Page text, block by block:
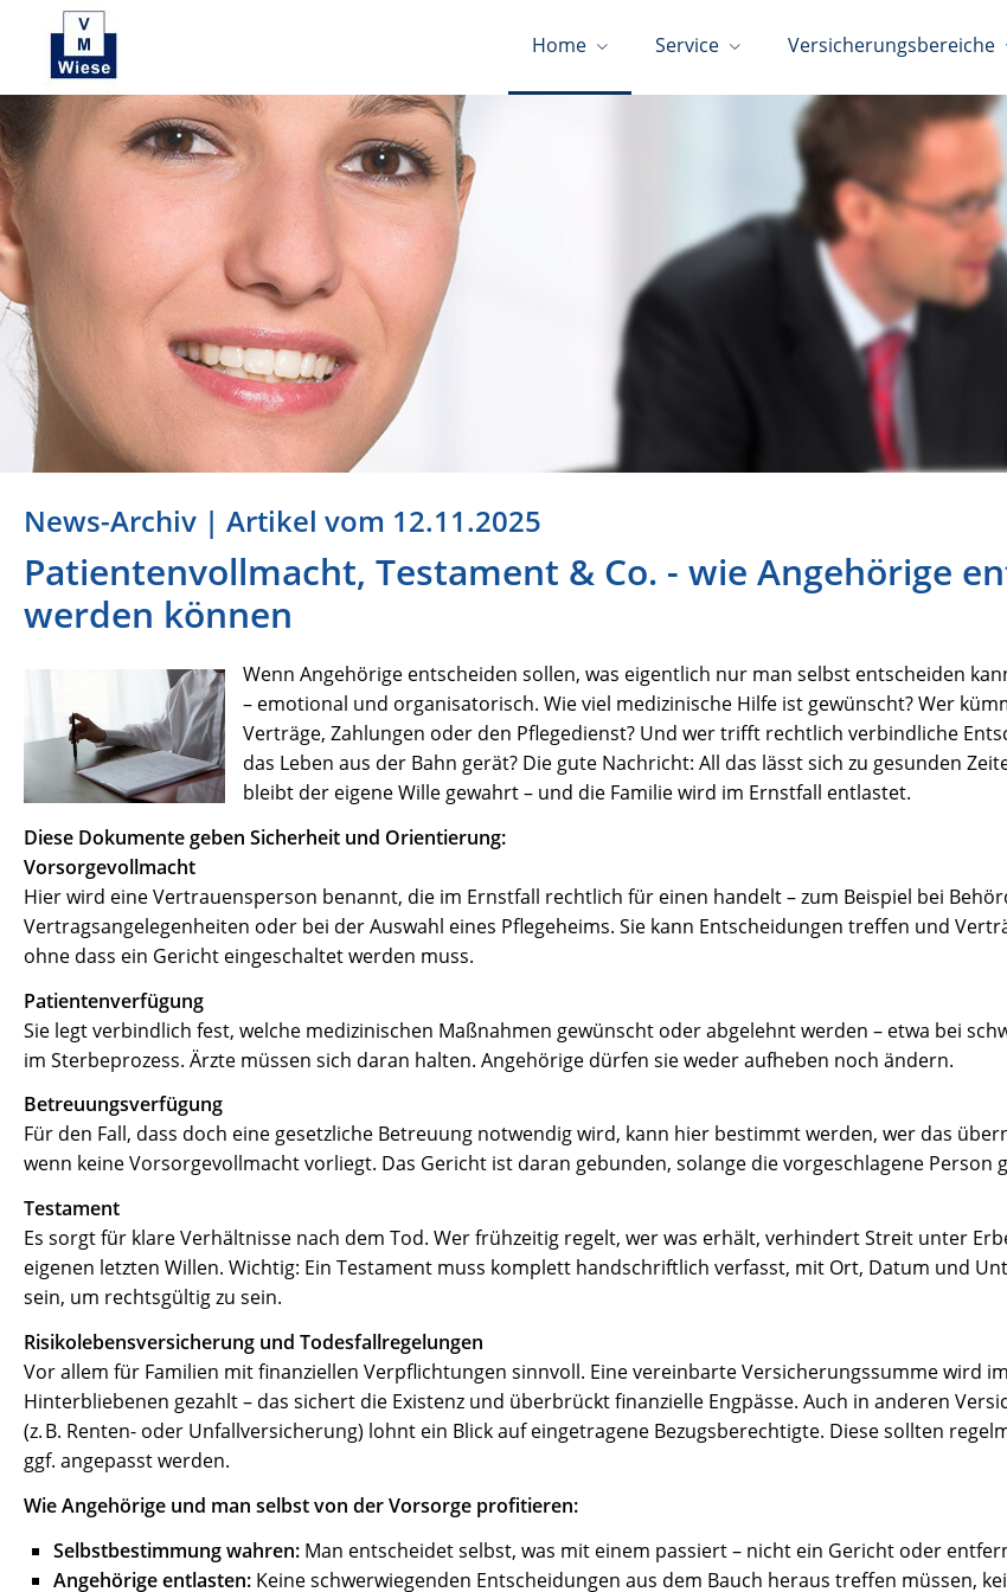
Home Service Versicherungsbereiche
News-Archiv | Artikel vom 12.11.2025
Patientenvollmacht, Testament & Co. - wie Angehörige
werden können
Wenn Angehörige entscheiden sollen, was eigentlich nur man selbst entscheiden
– emotional und organisatorisch. Wie viel medizinische Hilfe ist gewünscht? Wer
Verträge, Zahlungen oder den Pflegedienst? Und wer trifft rechtlich verbindliche
das Leben aus der Bahn gerät? Die gute Nachricht: All das lässt sich zu gesunden
bleibt der eigene Wille gewahrt – und die Familie wird im Ernstfall entlastet.
Diese Dokumente geben Sicherheit und Orientierung:
Vorsorgevollmacht
Hier wird eine Vertrauensperson benannt, die im Ernstfall rechtlich für einen handelt – zum Beispiel bei
Vertragsangelegenheiten oder bei der Auswahl eines Pflegeheims. Sie kann Entscheidungen treffen und
ohne dass ein Gericht eingeschaltet werden muss.
Patientenverfügung
Sie legt verbindlich fest, welche medizinischen Maßnahmen gewünscht oder abgelehnt werden – etwa bei
im Sterbeprozess. Ärzte müssen sich daran halten. Angehörige dürfen sie weder aufheben noch ändern.
Betreuungsverfügung
Für den Fall, dass doch eine gesetzliche Betreuung notwendig wird, kann hier bestimmt werden, wer das
wenn keine Vorsorgevollmacht vorliegt. Das Gericht ist daran gebunden, solange die vorgeschlagene Person
Testament
Es sorgt für klare Verhältnisse nach dem Tod. Wer frühzeitig regelt, wer was erhält, verhindert Streit unter
eigenen letzten Willen. Wichtig: Ein Testament muss komplett handschriftlich verfasst, mit Ort, Datum und
sein, um rechtsgültig zu sein.
Risikolebensversicherung und Todesfallregelungen
Vor allem für Familien mit finanziellen Verpflichtungen sinnvoll. Eine vereinbarte Versicherungssumme wird
Hinterbliebenen gezahlt – das sichert die Existenz und überbrückt finanzielle Engpässe. Auch in anderen
(z. B. Renten- oder Unfallversicherung) lohnt ein Blick auf eingetragene Bezugsberechtigte. Diese sollten
ggf. angepasst werden.
Wie Angehörige und man selbst von der Vorsorge profitieren:
Selbstbestimmung wahren: Man entscheidet selbst, was mit einem passiert – nicht ein Gericht oder
Angehörige entlasten: Keine schwerwiegenden Entscheidungen aus dem Bauch heraus treffen müssen,